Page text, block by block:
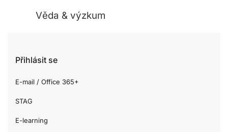
Věda & výzkum
Přihlásit se
E-mail / Office 365+
STAG
E-learning